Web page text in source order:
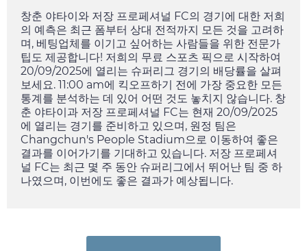
창춘 야타이와 저장 프로페셔널 FC의 경기에 대한 저희
의 예측은 최근 폼부터 상대 전적까지 모든 것을 고려하
며, 베팅업체를 이기고 싶어하는 사람들을 위한 전문가
팁도 제공합니다! 저희의 무료 스포츠 픽으로 시작하여
20/09/2025에 열리는 슈퍼리그 경기의 배당률을 살펴
보세요. 11:00 am에 킥오프하기 전에 가장 중요한 모든
통계를 분석하는 데 있어 어떤 것도 놓치지 않습니다. 창
춘 야타이과 저장 프로페셔널 FC는 현재 20/09/2025
에 열리는 경기를 준비하고 있으며, 원정 팀은
Changchun's People Stadium으로 이동하여 좋은
결과를 이어가기를 기대하고 있습니다. 저장 프로페셔
널 FC는 최근 몇 주 동안 슈퍼리그에서 뛰어난 팀 중 하
나였으며, 이번에도 좋은 결과가 예상됩니다.